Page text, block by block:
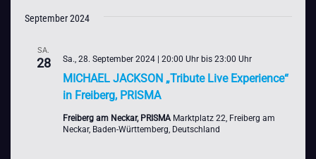
September 2024
SA.
28
MICHAEL JACKSON „Tribute Live Experience“
in Freiberg, PRISMA
Sa., 28. September 2024 | 20:00 Uhrbis 23:00 Uhr
Freiberg am Neckar, PRISMA Marktplatz 22, Freiberg am
Neckar, Baden-Württemberg, Deutschland